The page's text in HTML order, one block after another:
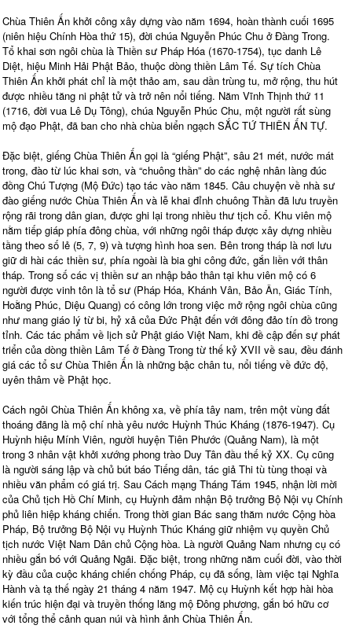
Chùa Thiên Ấn khởi công xây dựng vào năm 1694, hoàn thành cuối 1695
(niên hiệu Chính Hòa thứ 15), đời chúa Nguyễn Phúc Chu ở Đàng Trong.
Tổ khai sơn ngôi chùa là Thiền sư Pháp Hóa (1670-1754), tục danh Lê
Diệt, hiệu Minh Hải Phật Bảo, thuộc dòng thiền Lâm Tế. Sự tích Chùa
Thiên Ấn khởi phát chỉ là một thảo am, sau dần trùng tu, mở rộng, thu hút
được nhiều tăng ni phật tử và trở nên nổi tiếng. Năm Vĩnh Thịnh thứ 11
(1716, đời vua Lê Dụ Tông), chúa Nguyễn Phúc Chu, một người rất sùng
mộ đạo Phật, đã ban cho nhà chùa biển ngạch SẮC TỨ THIÊN ẤN TỰ.
Đặc biệt, giếng Chùa Thiên Ấn gọi là “giếng Phật”, sâu 21 mét, nước mát
trong, đào từ lúc khai sơn, và “chuông thần” do các nghệ nhân làng đúc
đồng Chú Tượng (Mộ Đức) tạo tác vào năm 1845. Câu chuyện về nhà sư
đào giếng nước Chùa Thiên Ấn và lễ khai đỉnh chuông Thần đã lưu truyền
rộng rãi trong dân gian, được ghi lại trong nhiều thư tịch cổ. Khu viên mộ
nằm tiếp giáp phía đông chùa, với những ngôi tháp được xây dựng nhiều
tầng theo số lẻ (5, 7, 9) và tượng hình hoa sen. Bên trong tháp là nơi lưu
giữ di hài các thiền sư, phía ngoài là bia ghi công đức, gắn liền với thân
tháp. Trong số các vị thiền sư an nhập bảo thân tại khu viên mộ có 6
người được vinh tôn là tổ sư (Pháp Hóa, Khánh Vân, Bảo Ân, Giác Tính,
Hoằng Phúc, Diệu Quang) có công lớn trong việc mở rộng ngôi chùa cũng
như mang giáo lý từ bi, hỷ xả của Đức Phật đến với đông đảo tín đồ trong
tỉnh. Các tác phẩm về lịch sử Phật giáo Việt Nam, khi đề cập đến sự phát
triển của dòng thiền Lâm Tế ở Đàng Trong từ thế kỷ XVII về sau, đều đánh
giá các tổ sư Chùa Thiên Ấn là những bậc chân tu, nổi tiếng về đức độ,
uyên thâm về Phật học.
Cách ngôi Chùa Thiên Ấn không xa, về phía tây nam, trên một vùng đất
thoáng đãng là mộ chí nhà yêu nước Huỳnh Thúc Kháng (1876-1947). Cụ
Huỳnh hiệu Mính Viên, người huyện Tiên Phước (Quảng Nam), là một
trong 3 nhân vật khởi xướng phong trào Duy Tân đầu thế kỷ XX. Cụ cũng
là người sáng lập và chủ bút báo Tiếng dân, tác giả Thi tù tùng thoại và
nhiều văn phẩm có giá trị. Sau Cách mạng Tháng Tám 1945, nhận lời mời
của Chủ tịch Hồ Chí Minh, cụ Huỳnh đảm nhận Bộ trưởng Bộ Nội vụ Chính
phủ liên hiệp kháng chiến. Trong thời gian Bác sang thăm nước Cộng hòa
Pháp, Bộ trưởng Bộ Nội vụ Huỳnh Thúc Kháng giữ nhiệm vụ quyền Chủ
tịch nước Việt Nam Dân chủ Cộng hòa. Là người Quảng Nam nhưng cụ có
nhiều gắn bó với Quảng Ngãi. Đặc biệt, trong những năm cuối đời, vào thời
kỳ đầu của cuộc kháng chiến chống Pháp, cụ đã sống, làm việc tại Nghĩa
Hành và tạ thế ngày 21 tháng 4 năm 1947. Mộ cụ Huỳnh kết hợp hài hòa
kiến trúc hiện đại và truyền thống lăng mộ Đông phương, gắn bó hữu cơ
với tổng thể cảnh quan núi và hình ảnh Chùa Thiên Ấn.